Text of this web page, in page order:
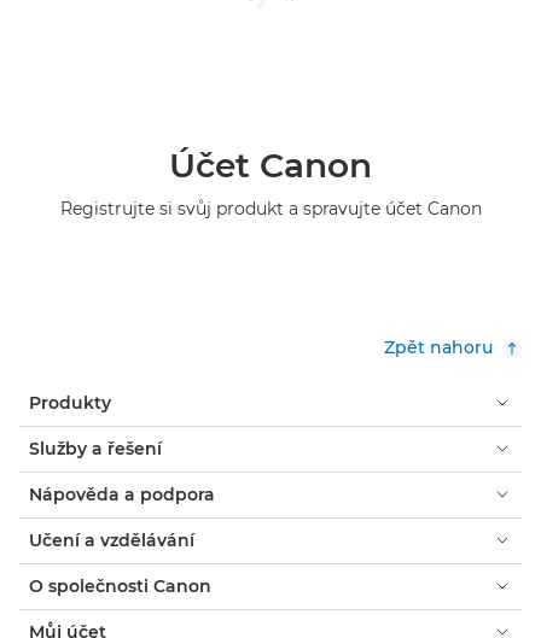
Účet Canon
Registrujte si svůj produkt a spravujte účet Canon
Zpět nahoru
Produkty
Služby a řešení
Nápověda a podpora
Učení a vzdělávání
O společnosti Canon
Můj účet